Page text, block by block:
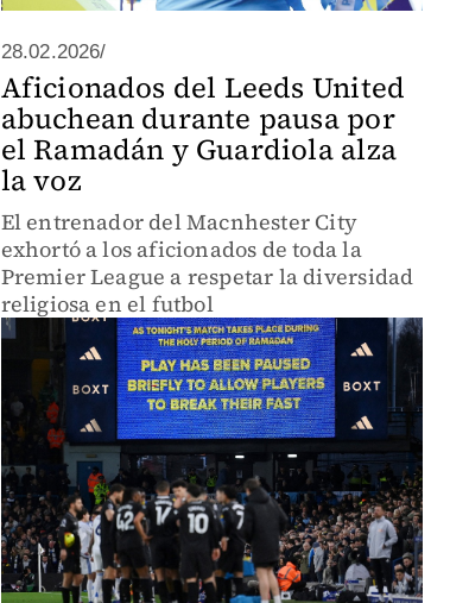
28.02.2026/
Aficionados del Leeds United
abuchean durante pausa por
el Ramadán y Guardiola alza
la voz
El entrenador del Macnhester City
exhortó a los aficionados de toda la
Premier League a respetar la diversidad
religiosa en el futbol